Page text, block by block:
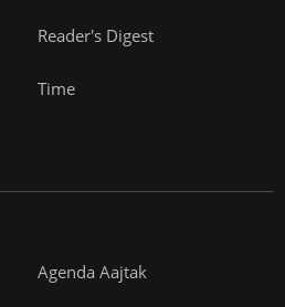
Reader's Digest
Time
Agenda Aajtak